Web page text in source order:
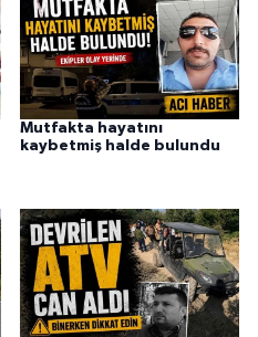
Mutfakta hayatını
kaybetmiş halde bulundu